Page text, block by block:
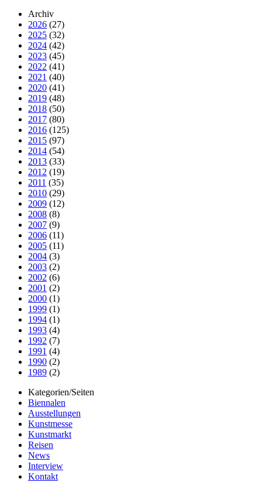
Archiv
2026 (27)
2025 (32)
2024 (42)
2023 (45)
2022 (41)
2021 (40)
2020 (41)
2019 (48)
2018 (50)
2017 (80)
2016 (125)
2015 (97)
2014 (54)
2013 (33)
2012 (19)
2011 (35)
2010 (29)
2009 (12)
2008 (8)
2007 (9)
2006 (11)
2005 (11)
2004 (3)
2003 (2)
2002 (6)
2001 (2)
2000 (1)
1999 (1)
1994 (1)
1993 (4)
1992 (7)
1991 (4)
1990 (2)
1989 (2)
Kategorien/Seiten
Biennalen
Ausstellungen
Kunstmesse
Kunstmarkt
Reisen
News
Interview
Kontakt